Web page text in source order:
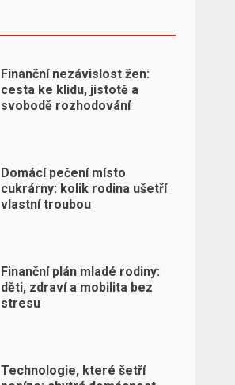
Finanční nezávislost žen:
cesta ke klidu, jistotě a
svobodě rozhodování
Domácí pečení místo
cukrárny: kolik rodina ušetří
vlastní troubou
Finanční plán mladé rodiny:
děti, zdraví a mobilita bez
stresu
Technologie, které šetří